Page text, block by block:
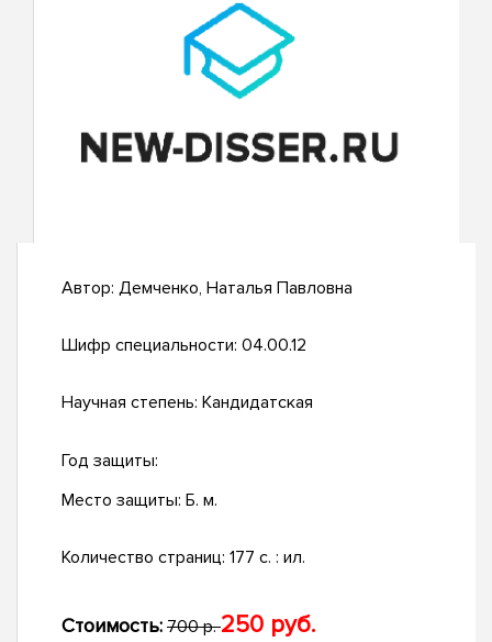
Автор: Демченко, Наталья Павловна
Шифр специальности: 04.00.12
Научная степень: Кандидатская
Год защиты:
Место защиты: Б. м.
Количество страниц: 177 с. : ил.
Стоимость: 700 р.250 руб.